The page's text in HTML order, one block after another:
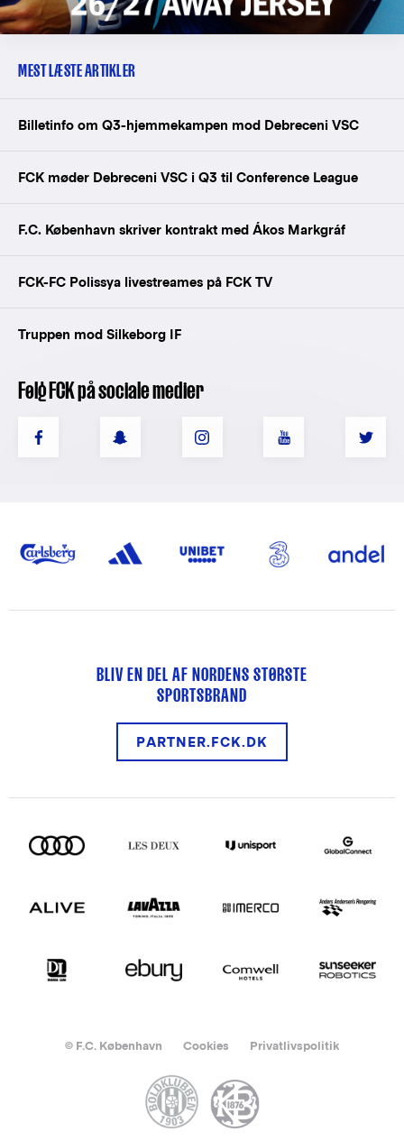
MEST LÆSTE ARTIKLER
Billetinfo om Q3-hjemmekampen mod Debreceni VSC
FCK møder Debreceni VSC i Q3 til Conference League
F.C. København skriver kontrakt med Ákos Markgráf
FCK-FC Polissya livestreames på FCK TV
Truppen mod Silkeborg IF
Følg FCK på sociale medier
BLIV EN DEL AF NORDENS STØRSTE
SPORTSBRAND
PARTNER.FCK.DK
© F.C. København Cookies Privatlivspolitik